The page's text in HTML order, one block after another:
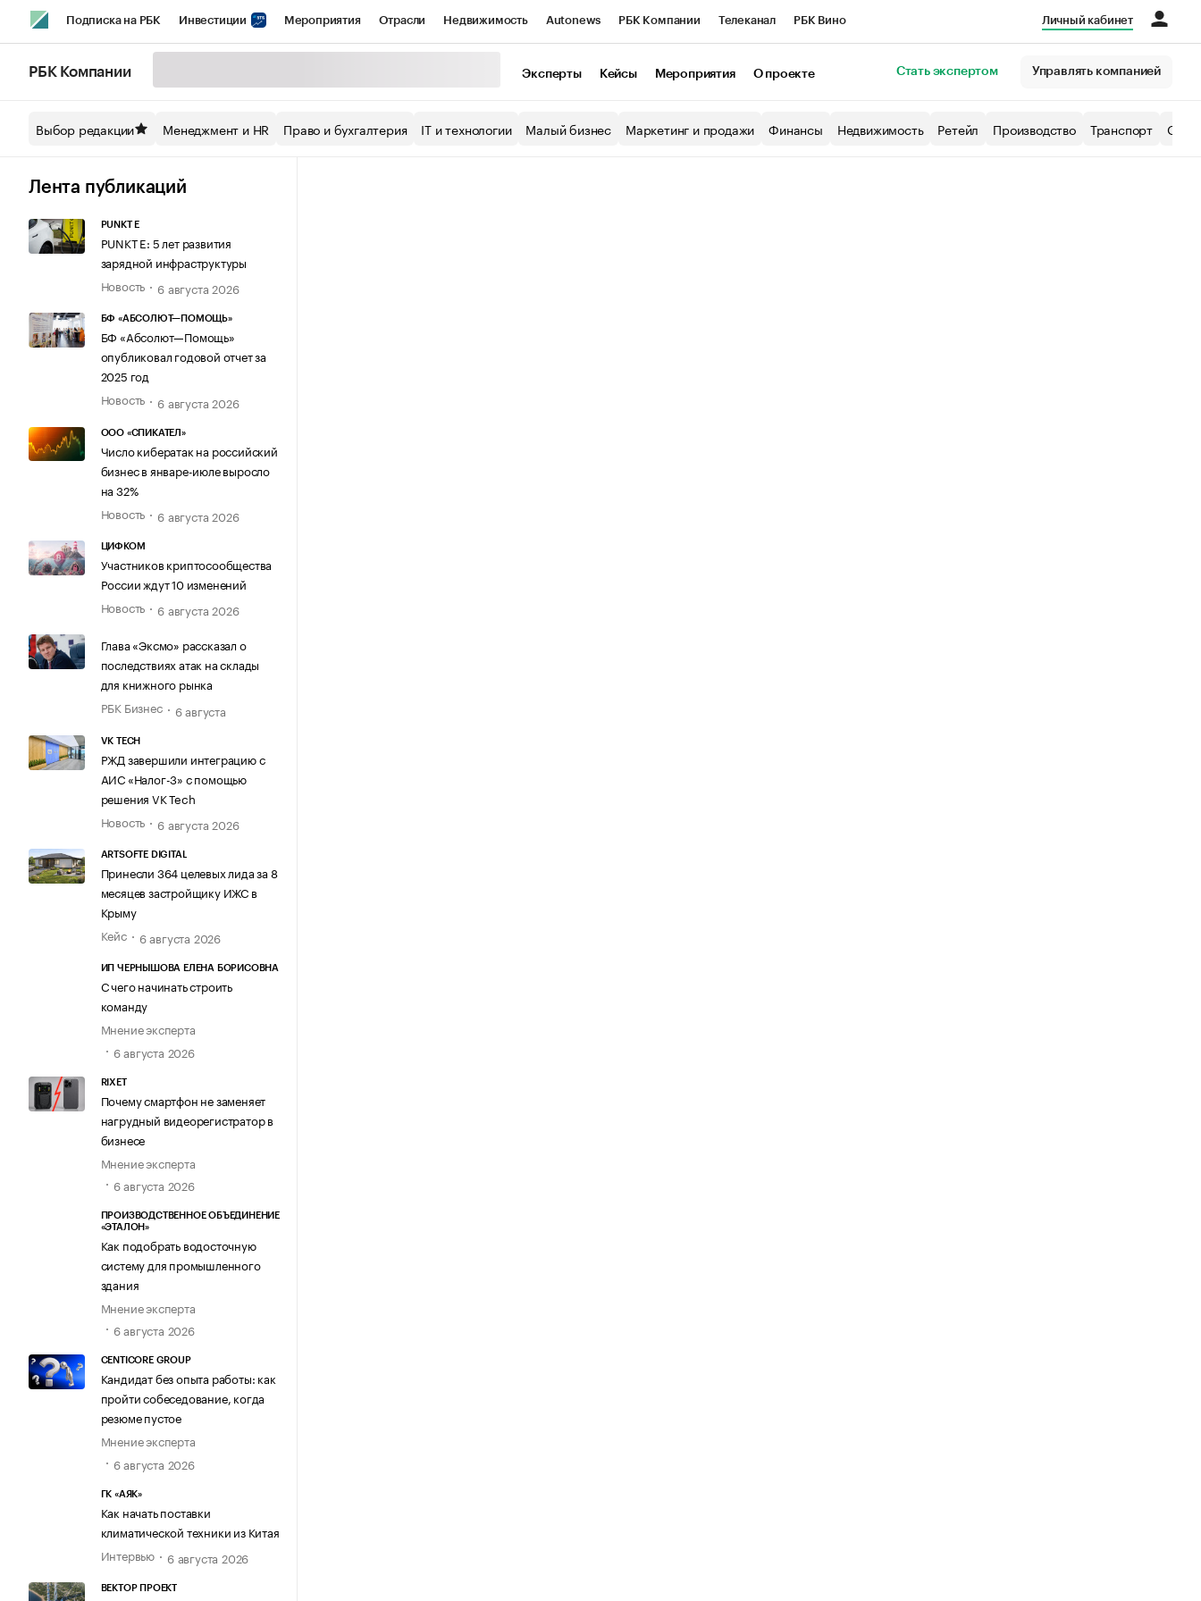
Подписка на РБК Инвестиции Мероприятия Отрасли Недвижимость Autonews РБК Компании Телеканал РБК Вино
Спецпроекты СПб Конференции СПб Спецпроекты Экономика Бизнес
Технологии и медиа
Личный кабинет
РБК Компании Эксперты Кейсы Мероприятия О проекте Стать экспертом Управлять компанией
Выбор редакции Менеджмент и HR Право и бухгалтерия IT и технологии Малый бизнес Маркетинг и продажи Финансы Недвижимость Ретейл Производство Транспорт
Лента публикаций
PUNKT E
PUNKT E: 5 лет развития
зарядной инфраструктуры
Новость
6 августа 2026
БФ «АБСОЛЮТ—ПОМОЩЬ»
БФ «Абсолют—Помощь»
опубликовал годовой отчет за
2025 год
Новость
6 августа 2026
ООО «СПИКАТЕЛ»
Число кибератак на российский
бизнес в январе-июле выросло
на 32%
Новость
6 августа 2026
ЦИФКОМ
Участников криптосообщества
России ждут 10 изменений
Новость
6 августа 2026
Глава «Эксмо» рассказал о
последствиях атак на склады
для книжного рынка
РБК Бизнес
6 августа
VK TECH
РЖД завершили интеграцию с
АИС «Налог-3» с помощью
решения VK Tech
Новость
6 августа 2026
ARTSOFTE DIGITAL
Принесли 364 целевых лида за 8
месяцев застройщику ИЖС в
Крыму
Кейс
6 августа 2026
ИП ЧЕРНЫШОВА ЕЛЕНА БОРИСОВНА
С чего начинать строить
команду
Мнение эксперта
6 августа 2026
RIXET
Почему смартфон не заменяет
нагрудный видеорегистратор в
бизнесе
Мнение эксперта
6 августа 2026
ПРОИЗВОДСТВЕННОЕ ОБЪЕДИНЕНИЕ
«ЭТАЛОН»
Как подобрать водосточную
систему для промышленного
здания
Мнение эксперта
6 августа 2026
CENTICORE GROUP
Кандидат без опыта работы: как
пройти собеседование, когда
резюме пустое
Мнение эксперта
6 августа 2026
ГК «АЯК»
Как начать поставки
климатической техники из Китая
Интервью
6 августа 2026
ВЕКТОР ПРОЕКТ